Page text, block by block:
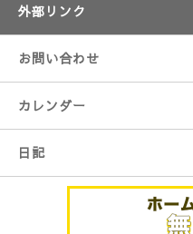
外部リンク
お問い合わせ
カレンダー
日記